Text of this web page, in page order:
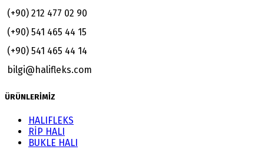
(+90) 212 477 02 90
(+90) 541 465 44 15
(+90) 541 465 44 14
bilgi@halifleks.com
ÜRÜNLERİMİZ
HALIFLEKS
RİP HALI
BUKLE HALI